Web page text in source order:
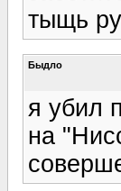
тыщь
Быдло
я убил
на